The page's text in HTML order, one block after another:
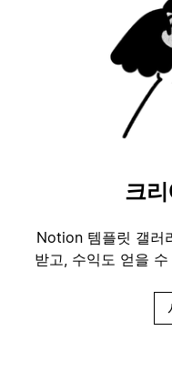
크리
Notion 템플릿 갤러
받고, 수익도 얻을